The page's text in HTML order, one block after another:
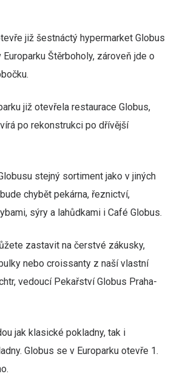
již šestnáctý hypermarket Globus
Štěrboholy, zároveň jde o
již otevřela restaurace Globus,
po rekonstrukci po dřívější
stejný sortiment jako v jiných
chybět pekárna, řeznictví,
sýry a lahůdkami i Café Globus.
zastavit na čerstvé zákusky,
nebo croissanty z naší vlastní
vedoucí Pekařství Globus Praha-
jak klasické pokladny, tak i
Globus se v Europarku otevře 1.